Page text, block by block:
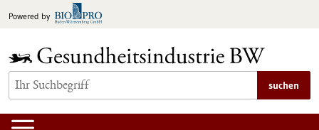
Inhalt
Powered by
suchen